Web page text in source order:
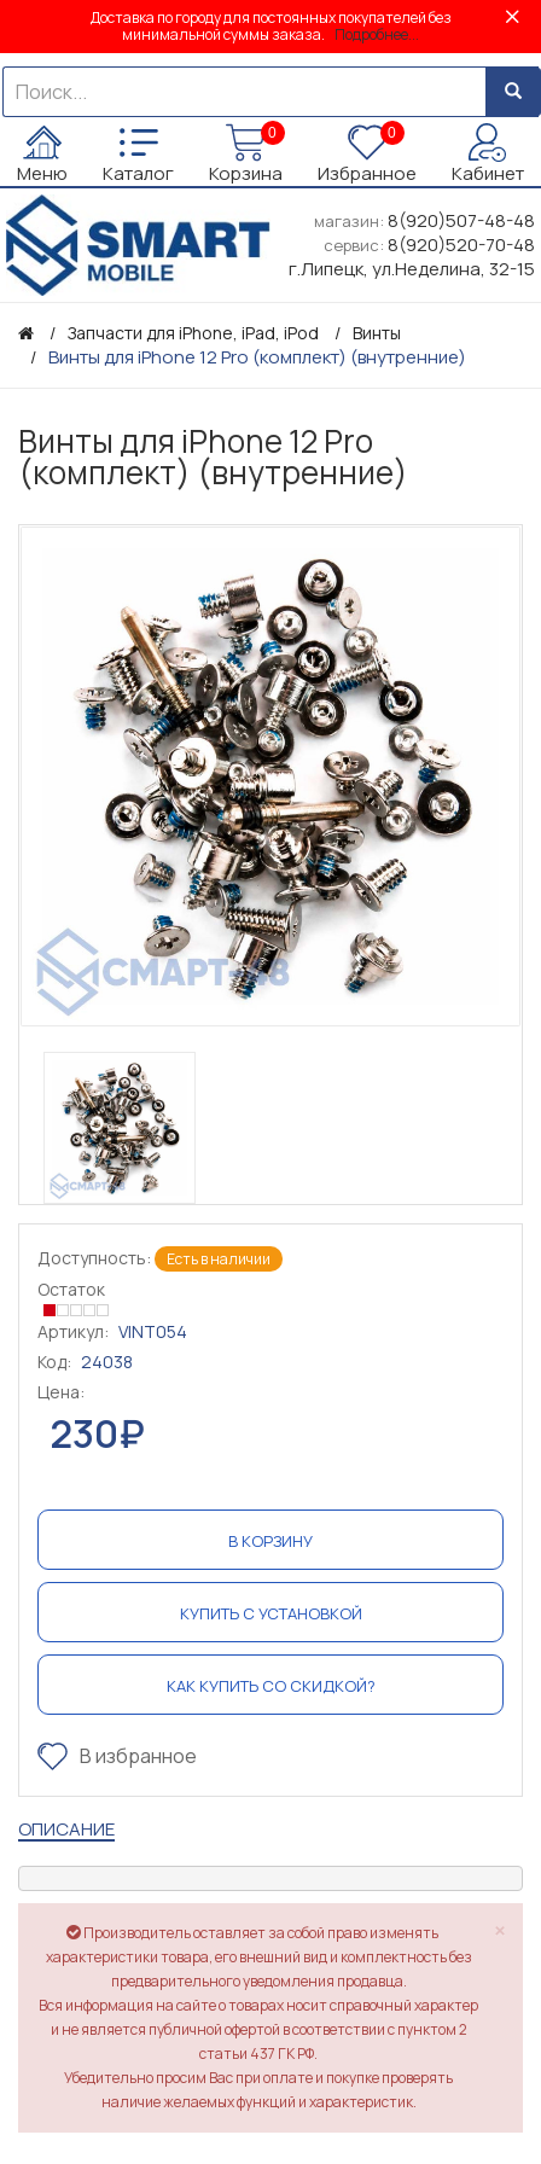
Доставка по городу для постоянных покупателей без
минимальной суммы заказа. Подробнее...
Меню Каталог
0
Корзина
0
Избранное Кабинет
магазин: 8(920)507-48-48
сервис: 8(920)520-70-48
г.Липецк, ул.Неделина, 32-15
Запчасти для iPhone, iPad, iPod Винты
Винты для iPhone 12 Pro (комплект) (внутренние)
Винты для iPhone 12 Pro
(комплект) (внутренние)
Доступность: Есть в наличии
Остаток
Артикул: VINT054
Код: 24038
Цена:
230₽
В КОРЗИНУ
КУПИТЬ С УСТАНОВКОЙ
КАК КУПИТЬ СО СКИДКОЙ?
В избранное
ОПИСАНИЕ
×
Производитель оставляет за собой право изменять
характеристики товара, его внешний вид и комплектность без
предварительного уведомления продавца.
Вся информация на сайте о товарах носит справочный характер
и не является публичной офертой в соответствии с пунктом 2
статьи 437 ГК РФ.
Убедительно просим Вас при оплате и покупке проверять
наличие желаемых функций и характеристик.